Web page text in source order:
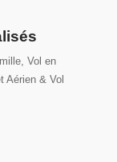
Vol en
Aérien & Vol